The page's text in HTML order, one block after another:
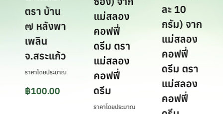
แยกเกลือ
ตรา บ้าน
๗ หลังพา
เพลิน
จ.สระแก้ว
฿
ซอง) จาก
แม่สลอง
คอฟฟี่
ดรีม ตรา
แม่สลอง
คอฟฟี่
ดรีม
ละ 10
กรัม) จาก
แม่สลอง
คอฟฟี่
ดรีม ตรา
แม่สลอง
คอฟฟี่